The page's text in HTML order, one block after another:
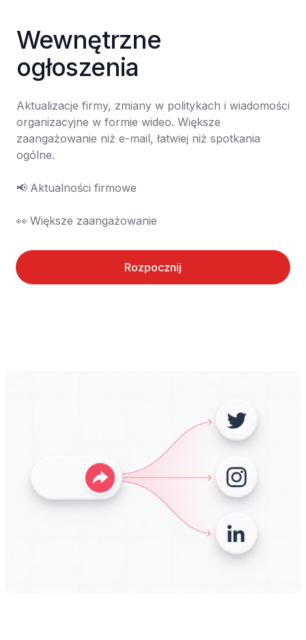
Wewnętrzne
ogłoszenia
Aktualizacje firmy, zmiany w politykach i wiadomości
organizacyjne w formie wideo. Większe
zaangażowanie niż e-mail, łatwiej niż spotkania
ogólne.
📢	Aktualności firmowe
👀	Większe zaangażowanie
Rozpocznij